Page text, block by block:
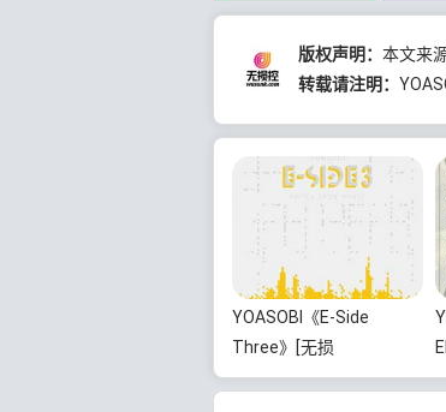
版权声明： 本文来
转载请注明：
YOASOBI《E-Side
Three》[无损
FLAC/MP3/680MB]百度